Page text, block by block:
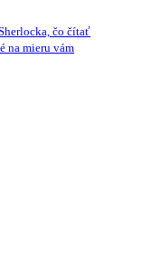
čo čítať
na mieru vám